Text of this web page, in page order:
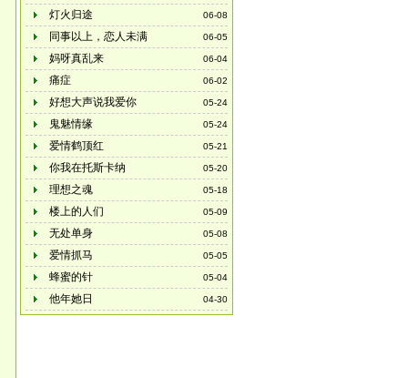
06-08
灯火归途
06-05
同事以上，恋人未满
06-04
妈呀真乱来
06-02
痛症
05-24
好想大声说我爱你
05-24
鬼魅情缘
05-21
爱情鹤顶红
05-20
你我在托斯卡纳
05-18
理想之魂
05-09
楼上的人们
05-08
无处单身
05-05
爱情抓马
05-04
蜂蜜的针
04-30
他年她日